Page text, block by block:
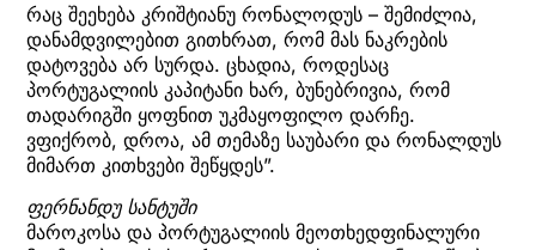
რაც შეეხება კრიშტიანუ რონალოდუს – შემიძლია,
დანამდვილებით გითხრათ, რომ მას ნაკრების
დატოვება არ სურდა. ცხადია, როდესაც
პორტუგალიის კაპიტანი ხარ, ბუნებრივია, რომ
თადარიგში ყოფნით უკმაყოფილო დარჩე.
ვფიქრობ, დროა, ამ თემაზე საუბარი და რონალდუს
მიმართ კითხვები შეწყდეს”.
ფერნანდუ სანტუში
მაროკოსა და პორტუგალიის მეოთხედფინალური